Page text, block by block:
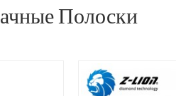
Полоски